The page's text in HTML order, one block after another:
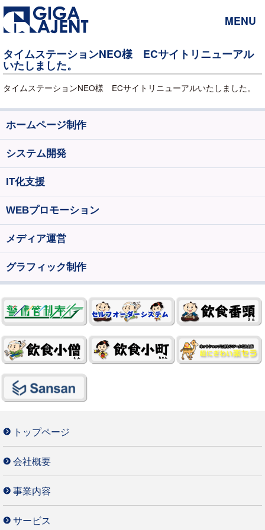
MENU
タイムステーションNEO様 ECサイトリニューアル
いたしました。
タイムステーションNEO様 ECサイトリニューアルいたしました。
ホームページ制作
システム開発
IT化支援
WEBプロモーション
メディア運営
グラフィック制作
トップページ
会社概要
事業内容
サービス